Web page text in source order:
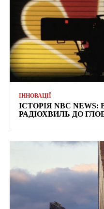
ІННОВАЦІЇ
ІСТОРІЯ NBC
РАДІОХВИЛЬ ДО